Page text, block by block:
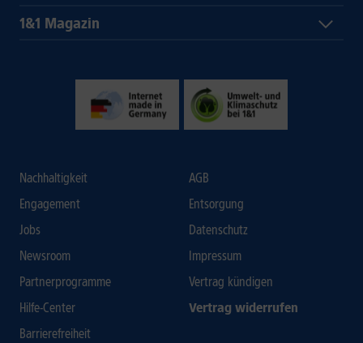
1&1 Magazin
Nachhaltigkeit
Engagement
Jobs
Newsroom
Partnerprogramme
Hilfe-Center
Barrierefreiheit
AGB
Entsorgung
Datenschutz
Impressum
Vertrag kündigen
Vertrag widerrufen